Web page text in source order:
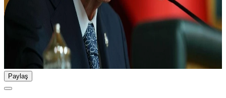
Paylaş